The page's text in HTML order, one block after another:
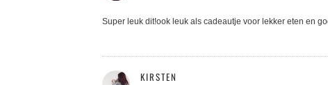
Super leuk dit!ook leuk als cadeautje voor lekker eten en
KIRSTEN